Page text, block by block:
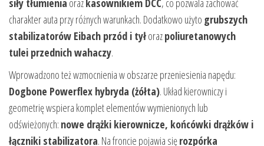
siły tłumienia oraz kasownikiem DCC, co pozwala zachować
charakter auta przy różnych warunkach. Dodatkowo użyto grubszych
stabilizatorów Eibach przód i tyłorazpoliuretanowych
tulei przednich wahaczy.
Wprowadzono też wzmocnienia w obszarze przeniesienia napędu:
Dogbone Powerflex hybryda (żółta). Układ kierowniczy i
geometrię wspiera komplet elementów wymienionych lub
odświeżonych: nowe drążki kierownicze, końcówki drążków i
łączniki stabilizatora. Na froncie pojawia sięrozpórka